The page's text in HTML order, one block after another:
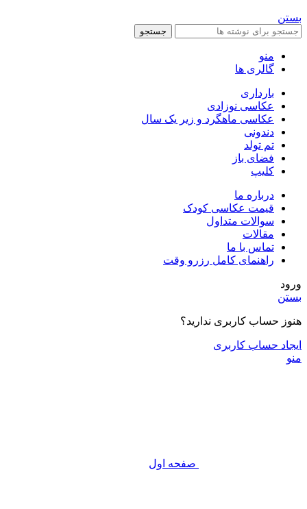
بستن
جستجو
منو
گالری ها
بارداری
عکاسی نوزادی
عکاسی ماهگرد و زیر یک سال
دندونی
تم تولد
فضای باز
کلیپ
درباره ما
قیمت عکاسی کودک
سوالات متداول
مقالات
تماس با ما
راهنمای کامل رزرو وقت
ورود
بستن
هنوز حساب کاربری ندارید؟
ایجاد حساب کاربری
منو
صفحه اول